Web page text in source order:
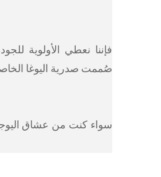
صُممت صدرية اليوغا الخاصة
سواء كنت من عشاق